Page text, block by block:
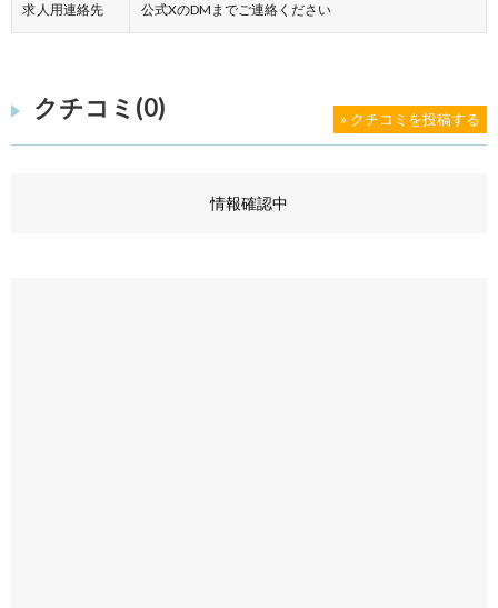
求人用連絡先 公式XのDMまでご連絡ください
クチコミ(0) » クチコミを投稿する
情報確認中